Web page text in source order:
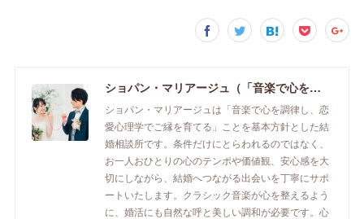
ショパン・マリアージュ（「音楽で心を調律し恋愛心理学でご縁を育てる」釧路市の結婚相談所）/ 全国結婚相談事業者連盟正規加盟店 / cherry-piano.com
ショパン・マリアージュは「音楽で心を調律し、恋
愛心理学でご縁を育てる」ことを基本方針とした結
婚相談所です。条件だけにとらわれるのではなく、
お一人おひとりの心のテンポや価値観、安心感を大
切にしながら、結婚へつながる出会いを丁寧にサポ
ートいたします。クラシック音楽が心を整えるよう
に、婚活にも自然な呼と美しい調和が必要です。心